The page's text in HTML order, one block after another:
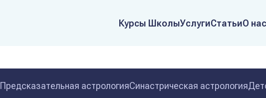
Курсы ШколыУслугиСтатьиО нас
Предсказательная астрологияСинастрическая астрология